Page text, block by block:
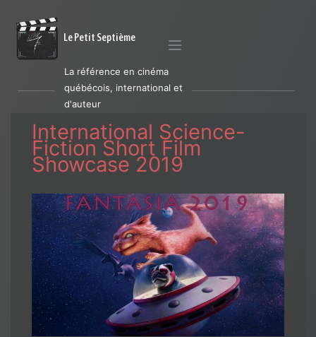
Le Petit Septième
La référence en cinéma
québécois, international et
d'auteur
International Science-
Fiction Short Film
Showcase 2019